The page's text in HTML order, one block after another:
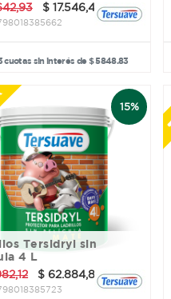
$ 17.546,49
cuotas sin interés de $ 5848.83
15%
4 L
$ 62.884,80